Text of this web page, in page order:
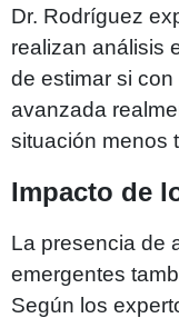
Dr. Rodríguez
realizan análisis
de estimar si
avanzada
situación menos
Impacto de
La presencia de
emergentes
Según los